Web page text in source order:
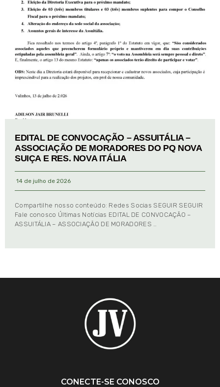
EDITAL DE CONVOCAÇÃO – ASSUITÁLIA –
ASSOCIAÇÃO DE MORADORES DO PQ NOVA
SUIÇA E RES. NOVA ITÁLIA
14 de julho de 2026
Compartilhe nosso conteúdo: Redes Socias SEGUIR SEGUIR
Fale conosco Últimas Notícias EDITAL DE CONVOCAÇÃO –
ASSUITÁLIA – ASSOCIAÇÃO DE MORADORES …
CONECTE-SE CONOSCO